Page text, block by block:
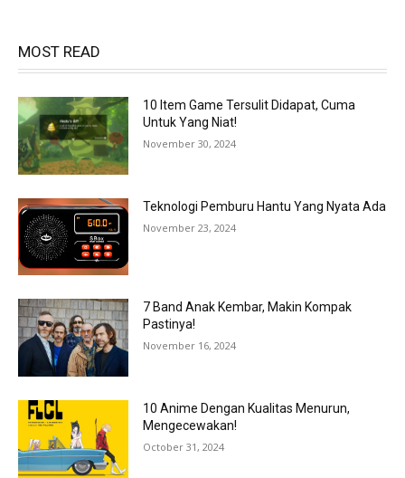
MOST READ
10 Item Game Tersulit Didapat, Cuma
Untuk Yang Niat!
November 30, 2024
Teknologi Pemburu Hantu Yang Nyata Ada
November 23, 2024
7 Band Anak Kembar, Makin Kompak
Pastinya!
November 16, 2024
10 Anime Dengan Kualitas Menurun,
Mengecewakan!
October 31, 2024